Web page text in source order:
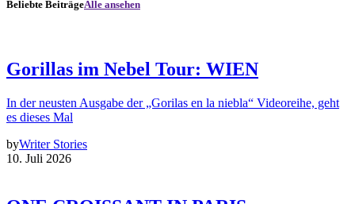
Beliebte BeiträgeAlle ansehen
Gorillas im Nebel Tour: WIEN
In der neusten Ausgabe der „Gorilas en la niebla“ Videoreihe, geht
es dieses Mal
byWriter Stories
10. Juli 2026